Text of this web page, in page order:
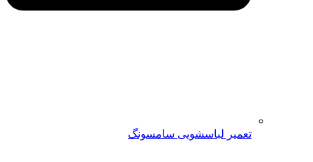
تعمیر لباسشویی سامسونگ